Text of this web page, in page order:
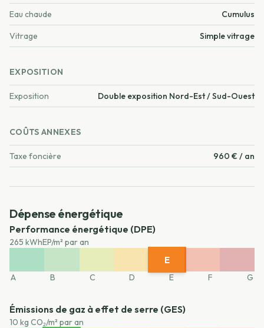
Eau chaude Cumulus
Vitrage Simple vitrage
EXPOSITION
Exposition Double exposition Nord-Est / Sud-Ouest
COÛTS ANNEXES
Taxe foncière 960 € / an
Dépense énergétique
Performance énergétique (DPE)
265 kWhEP/m² par an
E
A
B C D E F G
Émissions de gaz à effet de serre (GES)
10 kg CO₂/m² par an